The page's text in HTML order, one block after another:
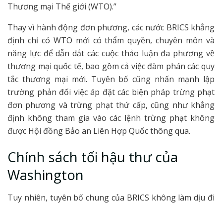
Thương mại Thế giới (WTO).”
Thay vì hành động đơn phương, các nước BRICS khẳng
định chỉ có WTO mới có thẩm quyền, chuyên môn và
năng lực để dẫn dắt các cuộc thảo luận đa phương về
thương mại quốc tế, bao gồm cả việc đàm phán các quy
tắc thương mại mới. Tuyên bố cũng nhấn mạnh lập
trường phản đối việc áp đặt các biện pháp trừng phạt
đơn phương và trừng phạt thứ cấp, cũng như khẳng
định không tham gia vào các lệnh trừng phạt không
được Hội đồng Bảo an Liên Hợp Quốc thông qua.
Chính sách tối hậu thư của
Washington
Tuy nhiên, tuyên bố chung của BRICS không làm dịu đi